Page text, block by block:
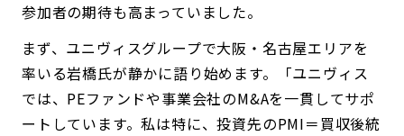
参加者の期待も高まっていました。
まず、ユニヴィスグループで大阪・名古屋エリアを
率いる岩橋氏が静かに語り始めます。「ユニヴィス
では、PEファンドや事業会社のM&Aを一貫してサポ
ートしています。私は特に、投資先のPMI＝買収後統